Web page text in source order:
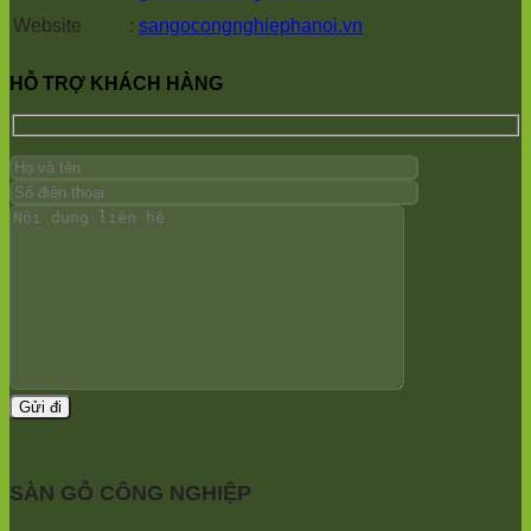
Vĩnh
Thanh
Linh
Hưng
Yên
Yên
Lãng
Nội
Giã
Sơn
Ninh
Chương
Mỹ
Nam
Phú
Thọ
Sơn
Hương
Sơn
Phú
Website
: sangocongnghiephanoi.vn
HỖ TRỢ KHÁCH HÀNG
SÀN GỖ CÔNG NGHIỆP